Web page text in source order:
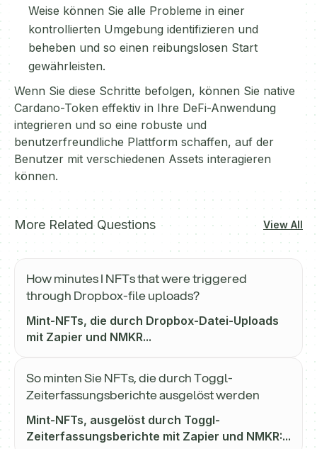
Weise können Sie alle Probleme in einer
kontrollierten Umgebung identifizieren und
beheben und so einen reibungslosen Start
gewährleisten.
Wenn Sie diese Schritte befolgen, können Sie native
Cardano-Token effektiv in Ihre DeFi-Anwendung
integrieren und so eine robuste und
benutzerfreundliche Plattform schaffen, auf der
Benutzer mit verschiedenen Assets interagieren
können.
More Related Questions View All
How minutes I NFTs that were triggered
through Dropbox-file uploads?
Mint-NFTs, die durch Dropbox-Datei-Uploads
mit Zapier und NMKR...
So minten Sie NFTs, die durch Toggl-
Zeiterfassungsberichte ausgelöst werden
Mint-NFTs, ausgelöst durch Toggl-
Zeiterfassungsberichte mit Zapier und NMKR:...